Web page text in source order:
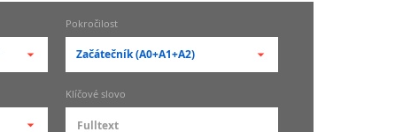
Pokročilost
Začátečník (A0+A1+A2)
-- vyberte pokročilost --
Klíčové slovo